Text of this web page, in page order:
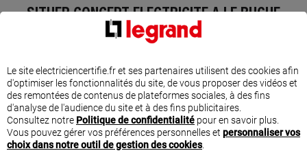
SITUER CONCEPT ELECTRICITE À LE BUGUE
Le site electriciencertifie.fr et ses partenaires utilisent des cookies afin
d'optimiser les fonctionnalités du site, de vous proposer des vidéos et
des remontées de contenus de plateformes sociales, à des fins
d'analyse de l'audience du site et à des fins publicitaires.
Consultez notre Politique de confidentialité pour en savoir plus.
Vous pouvez gérer vos préférences personnelles et personnaliser vos
choix dans notre outil de gestion des cookies.